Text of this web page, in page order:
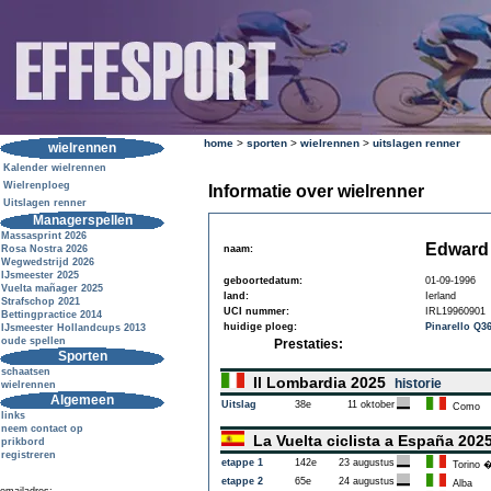
wielrennen
Kalender wielrennen
Wielrenploeg
Uitslagen renner
Managerspellen
Massasprint 2026
Rosa Nostra 2026
Wegwedstrijd 2026
IJsmeester 2025
Vuelta mañager 2025
Strafschop 2021
Bettingpractice 2014
IJsmeester Hollandcups 2013
oude spellen
Sporten
schaatsen
wielrennen
Algemeen
links
neem contact op
prikbord
registreren
home > sporten > wielrennen > uitslagen renner
Informatie over wielrenner
naam:
geboortedatum:
01-09-1996
land:
Ierland
UCI nummer:
IRL19960901
huidige ploeg:
Pinarello
Prestaties:
Il Lombardia 2025 historie
Uitslag 38e 11 oktober Como
La Vuelta ciclista a España
etappe 1 142e 23 augustus
Torino
etappe 2
65e 24 augustus
Alba